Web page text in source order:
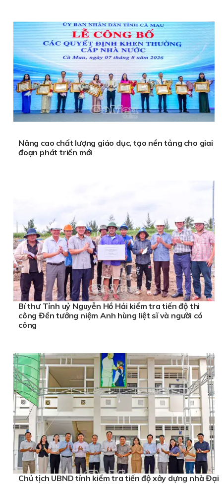
Nâng cao chất lượng giáo dục, tạo nền tảng cho giai
đoạn phát triển mới
Bí thư Tỉnh uỷ Nguyễn Hồ Hải kiểm tra tiến độ thi
công Đền tưởng niệm Anh hùng liệt sĩ và người có
công
Chủ tịch UBND tỉnh kiểm tra tiến độ xây dựng nhà Đại